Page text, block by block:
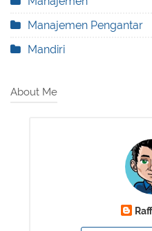
Manajemen Pengantar
Mandiri
About Me